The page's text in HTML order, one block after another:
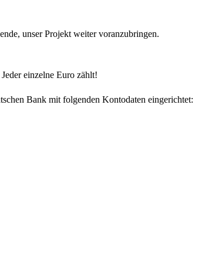
unser Projekt weiter voranzubringen.
einzelne Euro zählt!
Bank mit folgenden Kontodaten eingerichtet:
können, uns bei diesem Projekt zu unterstützen.